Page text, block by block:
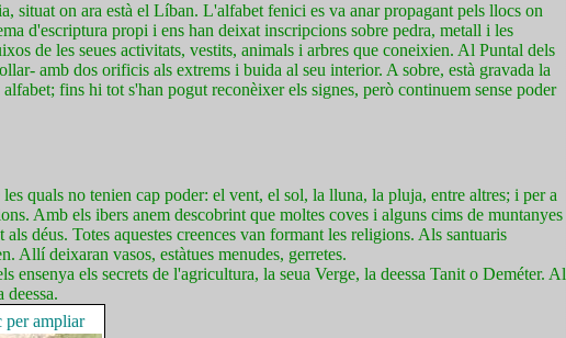
situat on ara està el Líban. L'alfabet fenici es va anar propagant pels llocs on
d'escriptura propi i ens han deixat inscripcions sobre pedra, metall i les
de les seues activitats, vestits, animals i arbres que coneixien. Al Puntal dels
amb dos orificis als extrems i buida al seu interior. A sobre, està gravada la
fins hi tot s'han pogut reconèixer els signes, però continuem sense poder
quals no tenien cap poder: el vent, el sol, la lluna, la pluja, entre altres; i per a
Amb els ibers anem descobrint que moltes coves i alguns cims de muntanyes
déus. Totes aquestes creences van formant les religions. Als santuaris
Allí deixaran vasos, estàtues menudes, gerretes.
ensenya els secrets de l'agricultura, la seua Verge, la deessa Tanit o Deméter. Al
deessa.
per ampliar